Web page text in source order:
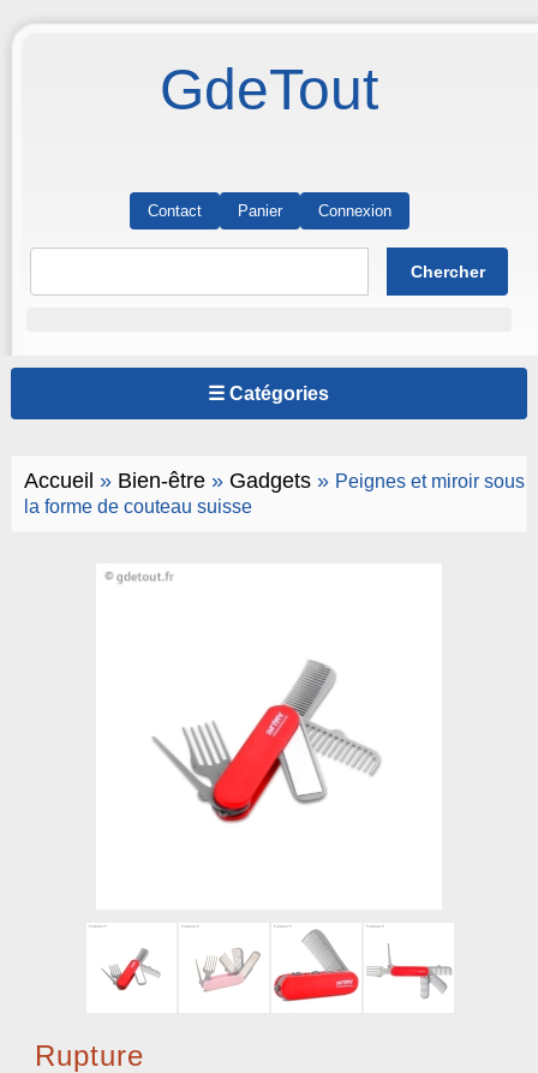
GdeTout
Contact Panier Connexion
☰ Catégories
Accueil » Bien-être» Gadgets» Peignes et miroir sous
la forme de couteau suisse
Rupture